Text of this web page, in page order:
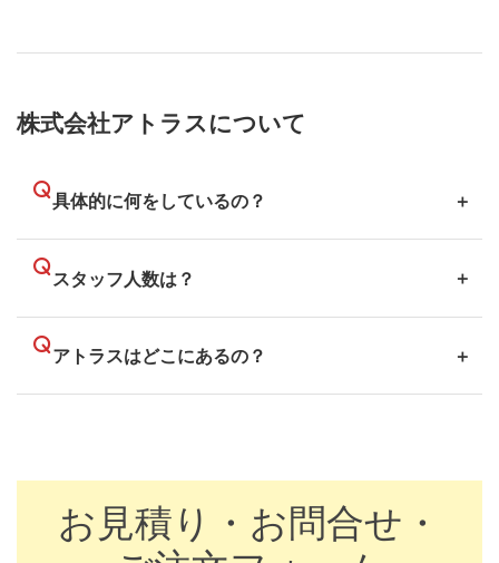
株式会社アトラスについて
具体的に何をしているの？
スタッフ人数は？
アトラスはどこにあるの？